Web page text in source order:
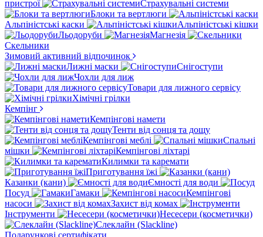
пристрої
Страхувальні системи
Блоки та вертлюги
Альпіністські каски
Альпіністські кішки
Льодоруби
Магнезія
Скельники
Зимовий активний відпочинок
Лижні маски
Снігоступи
Чохли для лиж
Товари для лижного сервісу
Хімічні грілки
Кемпінг
Кемпінгові намети
Тенти від сонця та дощу
Кемпінгові меблі
Спальні
мішки
Кемпінгові ліхтарі
Килимки та каремати
Приготування їжі
Казанки (кани)
Ємності для води
Посуд
Гамаки
Кемпінгові
насоси
Захист від комах
Інструменти
Несесери (косметички)
Слеклайн (Slackline)
Подарункові сертифікати